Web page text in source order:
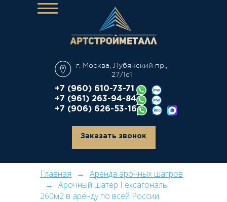
г. Москва, Лубянский пр.,
27/1с1
+7 (960) 610-73-71
+7 (961) 263-94-84
+7 (906) 626-53-16
Заказать звонок
Каталог
Аренда
Производство
Наши работы
Главная
Аренда арочных шатров
Арочный шатер Гексагональ
260м2 в аренду по всей России